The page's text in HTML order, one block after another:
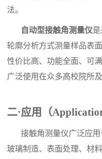
法。
自动型接触角测量仪
轮廓分析方式测量样品表
性价比高、功能全面、可
广泛使用在众多高校院所
二·应用（
接触角测量仪广泛应
玻璃制造、表面处理、材